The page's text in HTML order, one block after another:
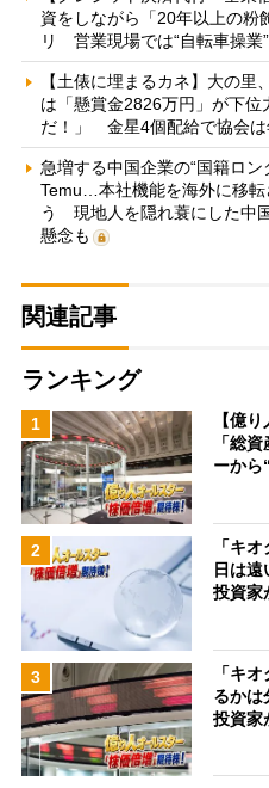
資をしながら「20年以上の粉
リ 営業現場では“自転車操業
【土俵に埋まるカネ】大の
は「懸賞金2826万円」が下
だ！」 金星4個配給で協会は
急増する中国企業の“国籍ロ
Temu…本社機能を海外に移
う 現地人を隠れ蓑にした中
懸念も
関連記事
ランキング
1
【億
「総
ーか
2
「キ
日は
投資
3
「キ
るかは
投資